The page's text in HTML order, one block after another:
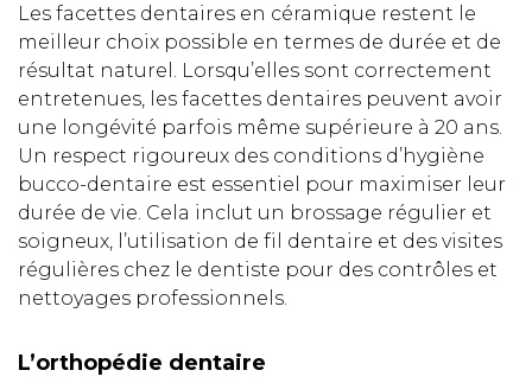
Les facettes dentaires en céramique restent le
meilleur choix possible en termes de durée et de
résultat naturel. Lorsqu’elles sont correctement
entretenues, les facettes dentaires peuvent avoir
une longévité parfois même supérieure à 20 ans.
Un respect rigoureux des conditions d’hygiène
bucco-dentaire est essentiel pour maximiser leur
durée de vie. Cela inclut un brossage régulier et
soigneux, l’utilisation de fil dentaire et des visites
régulières chez le dentiste pour des contrôles et
nettoyages professionnels.
L’orthopédie dentaire